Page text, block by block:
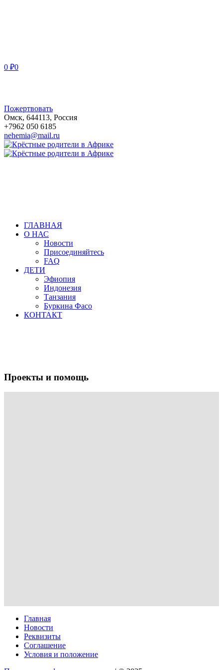
0 ₽0
Пожертвовать
Омск, 644113, Россия
+7962 050 6185
nehemia@mail.ru
ГЛАВНАЯ
О НАС
Новости
Присоединяйтесь
FAQ
ДЕТИ
Эфиопия
Индонезия
Танзания
Буркина Фасо
КОНТАКТ
Проекты и помощь
Главная
Новости
Реквизиты
Соглашение
Условия и положение